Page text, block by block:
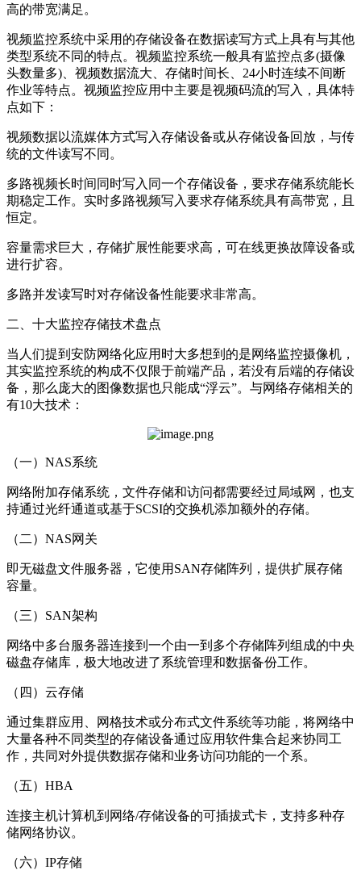
高的带宽满足。
视频监控系统中采用的存储设备在数据读写方式上具有与其他
类型系统不同的特点。视频监控系统一般具有监控点多(摄像
头数量多)、视频数据流大、存储时间长、24小时连续不间断
作业等特点。视频监控应用中主要是视频码流的写入，具体特
点如下：
视频数据以流媒体方式写入存储设备或从存储设备回放，与传
统的文件读写不同。
多路视频长时间同时写入同一个存储设备，要求存储系统能长
期稳定工作。实时多路视频写入要求存储系统具有高带宽，且
恒定。
容量需求巨大，存储扩展性能要求高，可在线更换故障设备或
进行扩容。
多路并发读写时对存储设备性能要求非常高。
二、十大监控存储技术盘点
当人们提到安防网络化应用时大多想到的是网络监控摄像机，
其实监控系统的构成不仅限于前端产品，若没有后端的存储设
备，那么庞大的图像数据也只能成“浮云”。与网络存储相关的
有10大技术：
（一）NAS系统
网络附加存储系统，文件存储和访问都需要经过局域网，也支
持通过光纤通道或基于SCSI的交换机添加额外的存储。
（二）NAS网关
即无磁盘文件服务器，它使用SAN存储阵列，提供扩展存储
容量。
（三）SAN架构
网络中多台服务器连接到一个由一到多个存储阵列组成的中央
磁盘存储库，极大地改进了系统管理和数据备份工作。
（四）云存储
通过集群应用、网格技术或分布式文件系统等功能，将网络中
大量各种不同类型的存储设备通过应用软件集合起来协同工
作，共同对外提供数据存储和业务访问功能的一个系。
（五）HBA
连接主机计算机到网络/存储设备的可插拔式卡，支持多种存
储网络协议。
（六）IP存储